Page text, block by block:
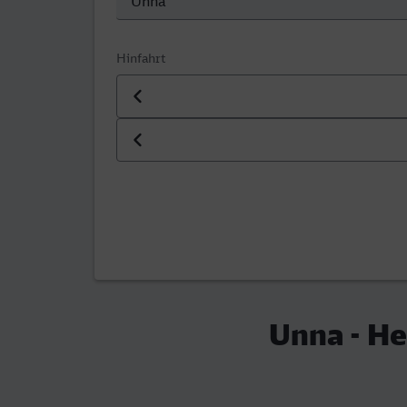
Hinfahrt
Datum der Hinfahrt
Uhrzeit der Hinfahrt
Unna -